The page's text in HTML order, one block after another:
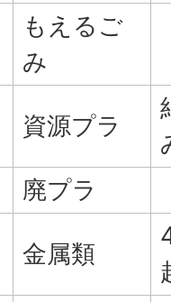
もえるご
み
資源プラ
廃プラ
金属類